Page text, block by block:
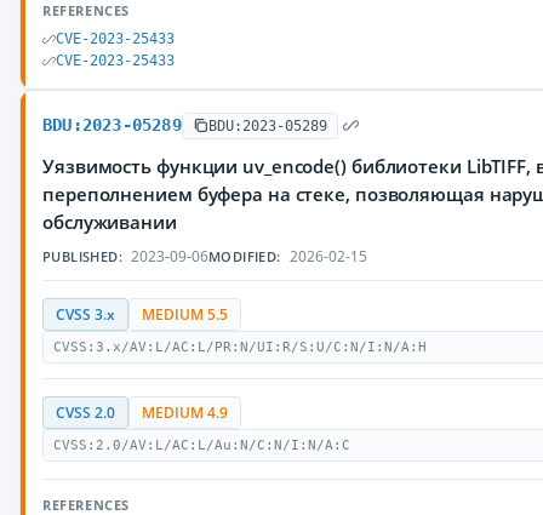
REFERENCES
CVE-2023-25433
CVE-2023-25433
BDU:2023-05289 BDU:2023-05289
Уязвимость функции uv_encode() библиотеки LibTIFF,
переполнением буфера на стеке, позволяющая
обслуживании
PUBLISHED: 2023-09-06MODIFIED: 2026-02-15
CVSS 3.x MEDIUM 5.5
CVSS:3.x/AV:L/AC:L/PR:N/UI:R/S:U/C:N/I:N/A:H
CVSS 2.0 MEDIUM 4.9
CVSS:2.0/AV:L/AC:L/Au:N/C:N/I:N/A:C
REFERENCES